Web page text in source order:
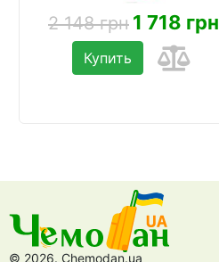
2 148 грн 1 718 грн
Купить
© 2026. Chemodan.ua